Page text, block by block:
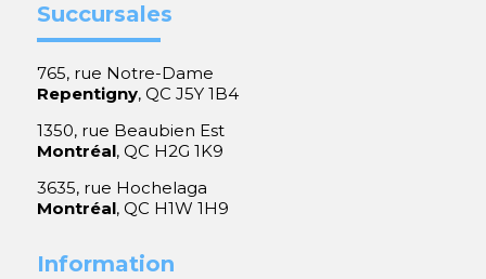
Succursales
765, rue Notre-Dame
Repentigny, QC J5Y 1B4
1350, rue Beaubien Est
Montréal, QC H2G 1K9
3635, rue Hochelaga
Montréal, QC H1W 1H9
Information